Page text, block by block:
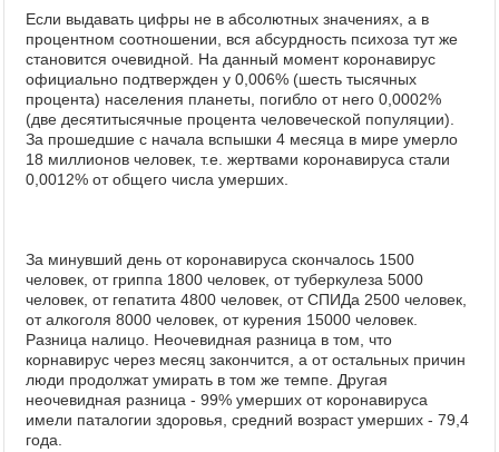
Если выдавать цифры не в абсолютных значениях, а в
процентном соотношении, вся абсурдность психоза тут же
становится очевидной. На данный момент коронавирус
официально подтвержден у 0,006% (шесть тысячных
процента) населения планеты, погибло от него 0,0002%
(две десятитысячные процента человеческой популяции).
За прошедшие с начала вспышки 4 месяца в мире умерло
18 миллионов человек, т.е. жертвами коронавируса стали
0,0012% от общего числа умерших.
За минувший день от коронавируса скончалось 1500
человек, от гриппа 1800 человек, от туберкулеза 5000
человек, от гепатита 4800 человек, от СПИДа 2500 человек,
от алкоголя 8000 человек, от курения 15000 человек.
Разница налицо. Неочевидная разница в том, что
корнавирус через месяц закончится, а от остальных причин
люди продолжат умирать в том же темпе. Другая
неочевидная разница - 99% умерших от коронавируса
имели паталогии здоровья, средний возраст умерших - 79,4
года.